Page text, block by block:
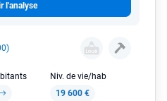
l'analyse
Niv. de vie/hab
19 600 €